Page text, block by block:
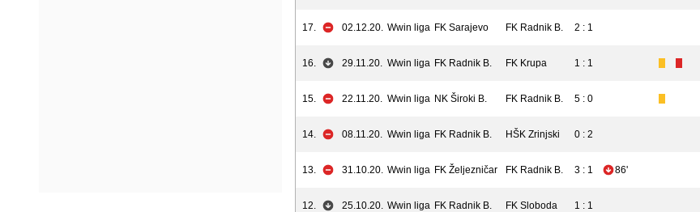
17. 02.12.20. Wwin liga FK Sarajevo FK Radnik B. 2 : 1
16. 29.11.20. Wwin liga FK Radnik B. FK Krupa 1 : 1
15. 22.11.20. Wwin liga NK Široki B. FK Radnik B. 5 : 0
14. 08.11.20. Wwin liga FK Radnik B. HŠK Zrinjski 0 : 2
13. 31.10.20. Wwin liga FK Željezničar FK Radnik B. 3 : 1 86'
12. 25.10.20. Wwin liga FK Radnik B. FK Sloboda 1 : 1